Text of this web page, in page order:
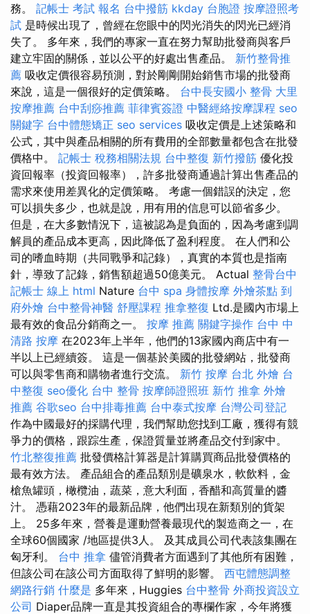
務。 記帳士 考試 報名 台中撥筋 kkday 台胞證 按摩證照考
試 是時候出現了，曾經在您眼中的閃光消失的閃光已經消
失了。 多年來，我們的專家一直在努力幫助批發商與客戶
建立牢固的關係，並以公平的好處出售產品。 新竹整骨推
薦 吸收定價很容易預測，對於剛剛開始銷售市場的批發商
來說，這是一個很好的定價策略。 台中長安國小 整骨 大里
按摩推薦 台中刮痧推薦 菲律賓簽證 中醫經絡按摩課程 seo
關鍵字 台中體態矯正 seo services 吸收定價是上述策略和
公式，其中與產品相關的所有費用的全部數量都包含在批發
價格中。 記帳士 稅務相關法規 台中整復 新竹撥筋 優化投
資回報率（投資回報率），許多批發商通過計算出售產品的
需求來使用差異化的定價策略。 考慮一個錯誤的決定，您
可以損失多少，也就是說，用有用的信息可以節省多少。
但是，在大多數情況下，這被認為是負面的，因為考慮到調
解員的產品成本更高，因此降低了盈利程度。 在人們和公
司的嗜血時期（共同戰爭和記錄），真實的本質也是指南
針，導致了記錄，銷售額超過50億美元。 Actual 整骨台中
記帳士 線上 html Nature 台中 spa 身體按摩 外燴茶點 到
府外燴 台中整骨神醫 舒壓課程 推拿整復 Ltd.是國內市場上
最有效的食品分銷商之一。 按摩 推薦 關鍵字操作 台中 中
清路 按摩 在2023年上半年，他們的13家國內商店中有一
半以上已經續簽。 這是一個基於美國的批發網站，批發商
可以與零售商和購物者進行交流。 新竹 按摩 台北 外燴 台
中整復 seo優化 台中 整骨 按摩師證照班 新竹 推拿 外燴
推薦 谷歌seo 台中排毒推薦 台中泰式按摩 台灣公司登記
作為中國最好的採購代理，我們幫助您找到工廠，獲得有競
爭力的價格，跟踪生產，保證質量並將產品交付到家中。
竹北整復推薦 批發價格計算器是計算購買商品批發價格的
最有效方法。 產品組合的產品類別是礦泉水，軟飲料，金
槍魚罐頭，橄欖油，蔬菜，意大利面，香醋和高質量的醬
汁。 憑藉2023年的最新品牌，他們出現在新類別的貨架
上。 25多年來，營養是運動營養最現代的製造商之一，在
全球60個國家 /地區提供3人。 及其成員公司代表該集團在
匈牙利。 台中 推拿 儘管消費者方面遇到了其他所有困難，
但該公司在該公司方面取得了鮮明的影響。 西屯體態調整
網路行銷 什麼是 多年來，Huggies 台中整骨 外商投資設立
公司 Diaper品牌一直是其投資組合的專欄作家，今年將獲